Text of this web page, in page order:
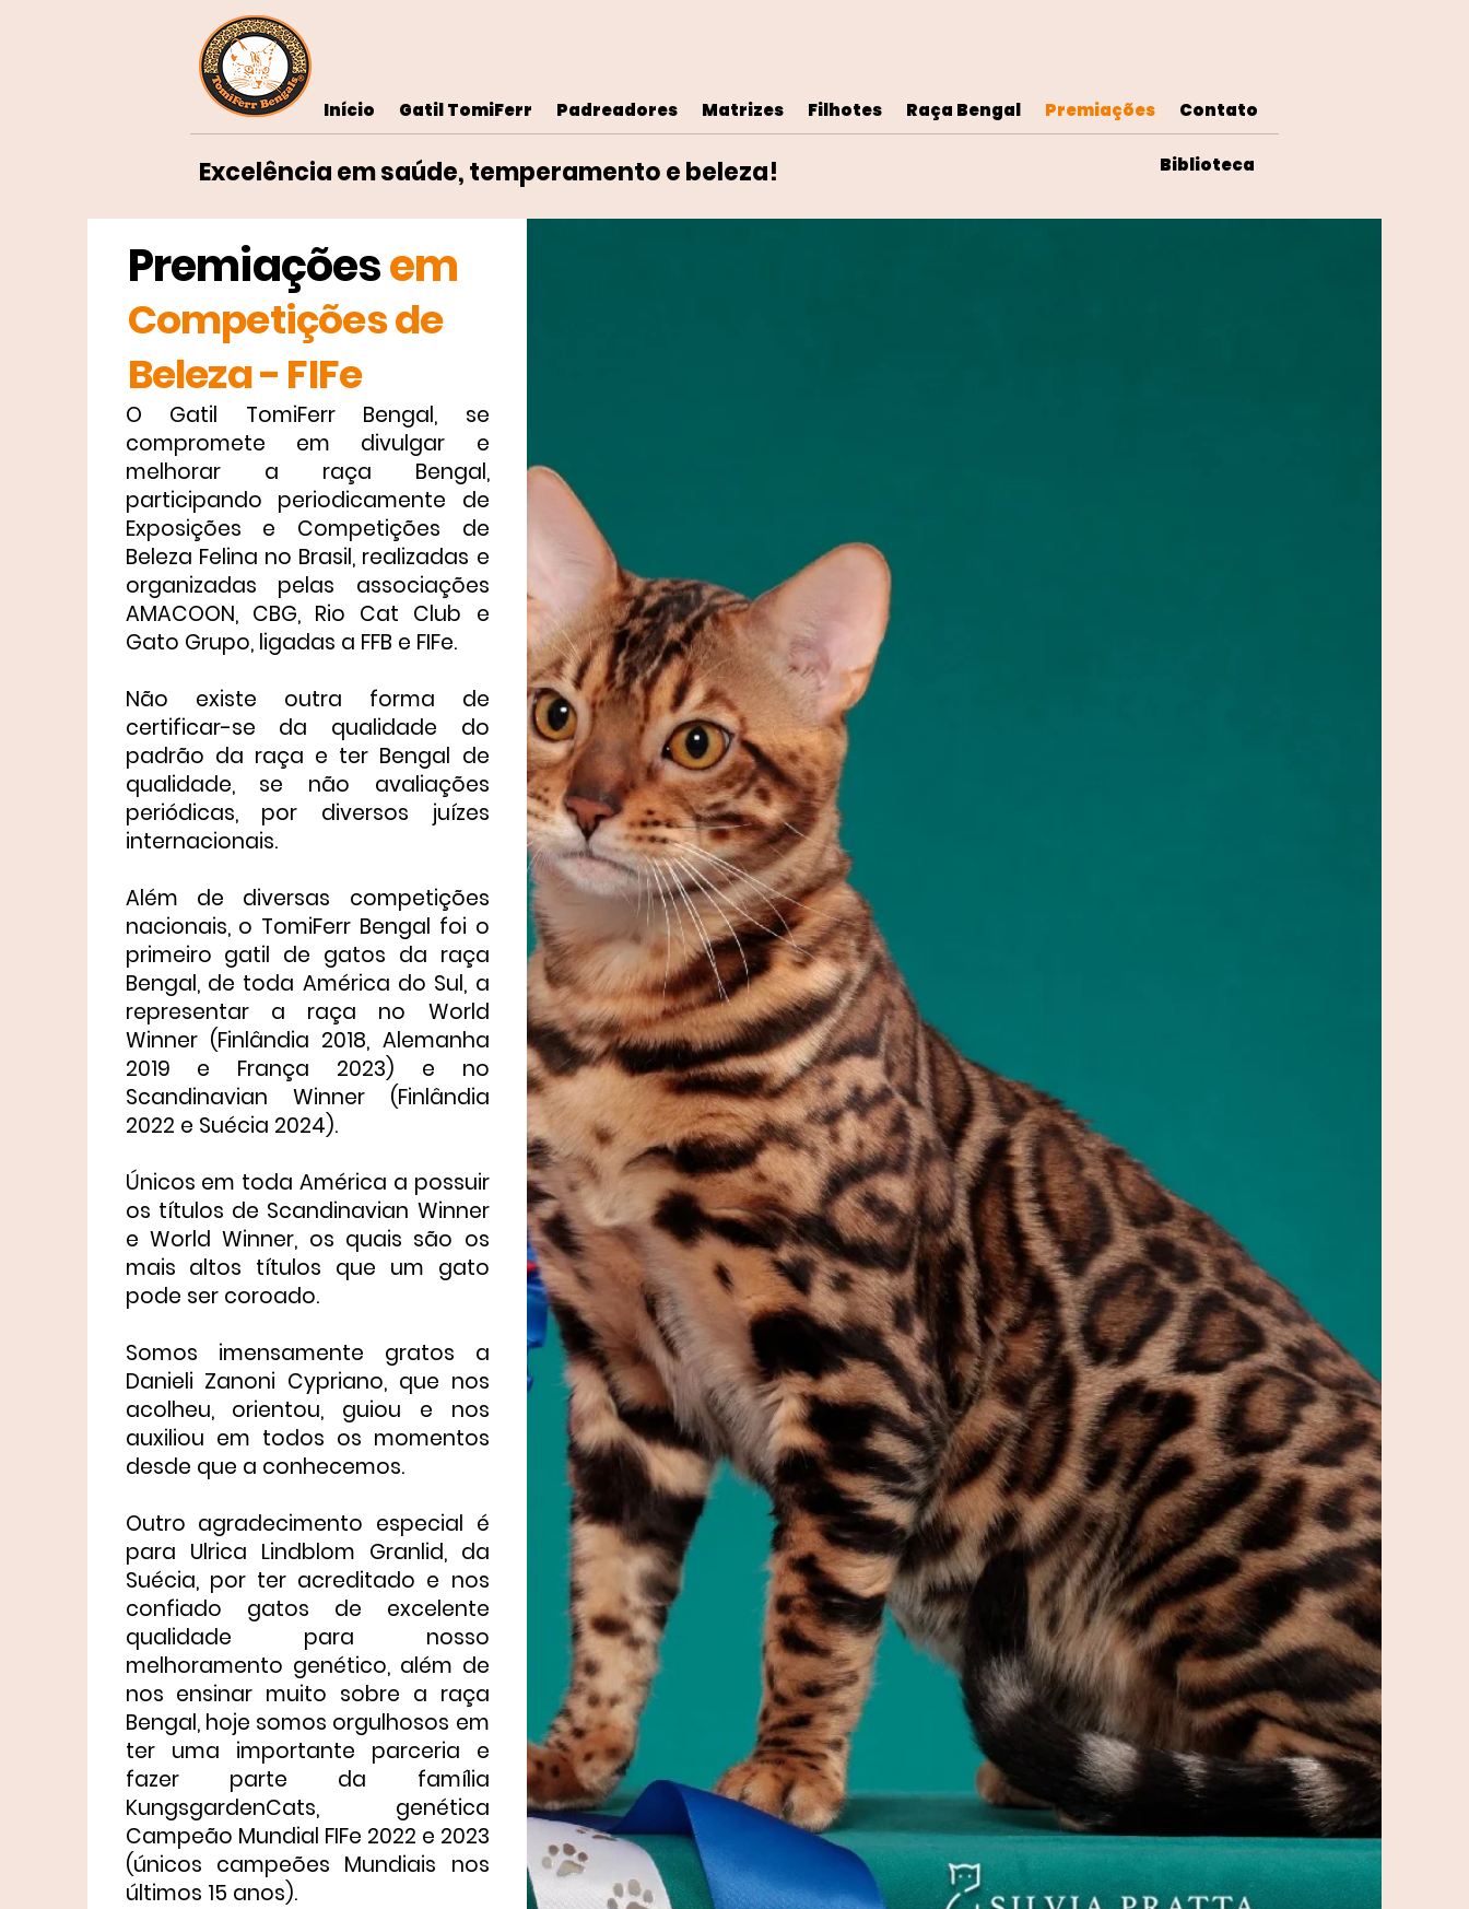
Início Gatil TomiFerr Padreadores Matrizes Filhotes Raça Bengal Premiações Contato
Excelência em saúde, temperamento e beleza! Biblioteca
Premiaçõesem
Competições de
Beleza - FIFe
O Gatil TomiFerr Bengal, se
compromete em divulgar e
melhorar a raça Bengal,
participando periodicamente de
Exposições e Competições de
Beleza Felina no Brasil, realizadas e
organizadas pelas associações
AMACOON, CBG, Rio Cat Club e
Gato Grupo, ligadas a FFB e FIFe.
Não existe outra forma de
certificar-se da qualidade do
padrão da raça e ter Bengal de
qualidade, se não avaliações
periódicas, por diversos juízes
internacionais.
Além de diversas competições
nacionais, o TomiFerr Bengal foi o
primeiro gatil de gatos da raça
Bengal, de toda América do Sul, a
representar a raça no World
Winner (Finlândia 2018, Alemanha
2019 e França 2023) e no
Scandinavian Winner (Finlândia
2022 e Suécia 2024).
Únicos em toda América a possuir
os títulos de Scandinavian Winner
e World Winner, os quais são os
mais altos títulos que um gato
pode ser coroado.
Somos imensamente gratos a
Danieli Zanoni Cypriano, que nos
acolheu, orientou, guiou e nos
auxiliou em todos os momentos
desde que a conhecemos.
Outro agradecimento especial é
para Ulrica Lindblom Granlid, da
Suécia, por ter acreditado e nos
confiado gatos de excelente
qualidade para nosso
melhoramento genético, além de
nos ensinar muito sobre a raça
Bengal, hoje somos orgulhosos em
ter uma importante parceria e
fazer parte da família
KungsgardenCats, genética
Campeão Mundial FIFe 2022 e 2023
(únicos campeões Mundiais nos
últimos 15 anos).